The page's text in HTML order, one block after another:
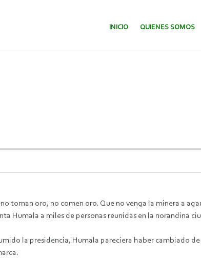
SALTAR AL CONTENIDO.
INICIO QUIENES SOMOS
toman oro, no comen oro. Que no venga la minera a
Humala a miles de personas reunidas en la norandina
la presidencia, Humala pareciera haber cambiado